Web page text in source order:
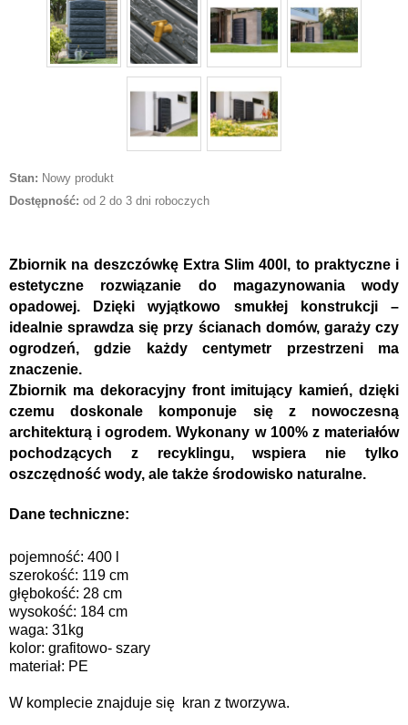
Stan: Nowy produkt
Dostępność: od 2 do 3 dni roboczych
Zbiornik na deszczówkę Extra Slim 400l, to praktyczne i
estetyczne rozwiązanie do magazynowania wody
opadowej. Dziękiwyjątkowo smukłej konstrukcji–
idealnie sprawdza się przy ścianach domów, garaży czy
ogrodzeń, gdzie każdy centymetr przestrzeni ma
znaczenie.
Zbiornik ma dekoracyjny front imitujący kamień, dzięki
czemu doskonale komponuje się z nowoczesną
architekturą i ogrodem. Wykonany w 100% z materiałów
pochodzących z recyklingu, wspiera nie tylko
oszczędność wody, ale także środowisko naturalne.
Dane techniczne:
pojemność: 400 l
szerokość: 119 cm
głębokość: 28 cm
wysokość: 184 cm
waga: 31kg
kolor: grafitowo- szary
materiał: PE
W komplecie znajduje się kran z tworzywa.